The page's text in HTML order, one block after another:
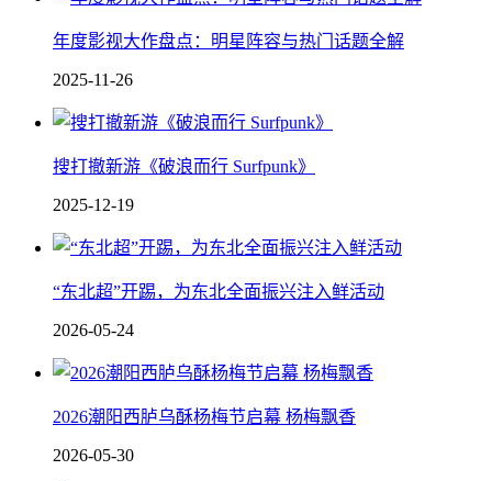
年度影视大作盘点：明星阵容与热门话题全解
2025-11-26
搜打撤新游《破浪而行 Surfpunk》
2025-12-19
“东北超”开踢，为东北全面振兴注入鲜活动
2026-05-24
2026潮阳西胪乌酥杨梅节启幕 杨梅飘香
2026-05-30